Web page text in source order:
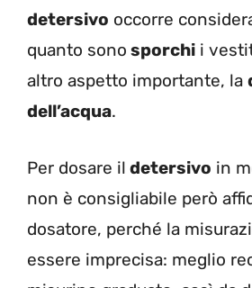
detersivo occorre
quanto sono sporchi i
altro aspetto importante, la
dell’acqua.
Per dosare il detersivo in
non è consigliabile però
dosatore, perché la
essere imprecisa: meglio